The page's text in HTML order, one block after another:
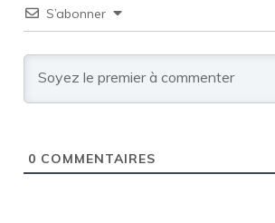
S’abonner
0 COMMENTAIRES